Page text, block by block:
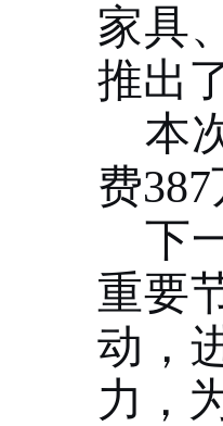
家具
推出
本
费
下
重要
动，
力，